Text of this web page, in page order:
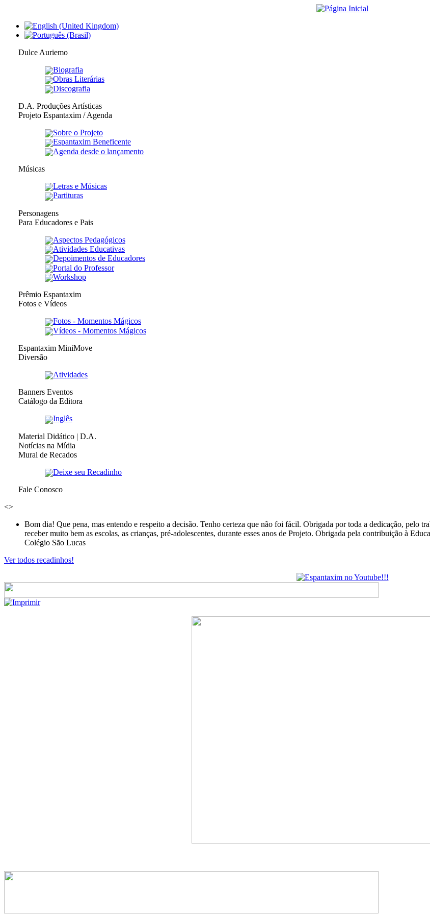
Dulce Auriemo
Biografia
Obras Literárias
Discografia
D.A. Produções Artísticas
Projeto Espantaxim / Agenda
Sobre o Projeto
Espantaxim Beneficente
Agenda desde o lançamento
Músicas
Letras e Músicas
Partituras
Personagens
Para Educadores e Pais
Aspectos Pedagógicos
Atividades Educativas
Depoimentos de Educadores
Portal do Professor
Workshop
Prêmio Espantaxim
Fotos e Vídeos
Fotos - Momentos Mágicos
Vídeos - Momentos Mágicos
Espantaxim MiniMove
Diversão
Atividades
Banners Eventos
Catálogo da Editora
Inglês
Material Didático | D.A.
Notícias na Mídia
Mural de Recados
Deixe seu Recadinho
Fale Conosco
<>
Bom dia! Que pena, mas entendo e respeito a decisão. Tenho certeza que não foi fácil. Obrigada por toda a dedicação, pelo
receber muito bem as escolas, as crianças, pré-adolescentes, durante esses anos de Projeto. Obrigada pela contribuição à
Colégio São Lucas
Ver todos recadinhos!